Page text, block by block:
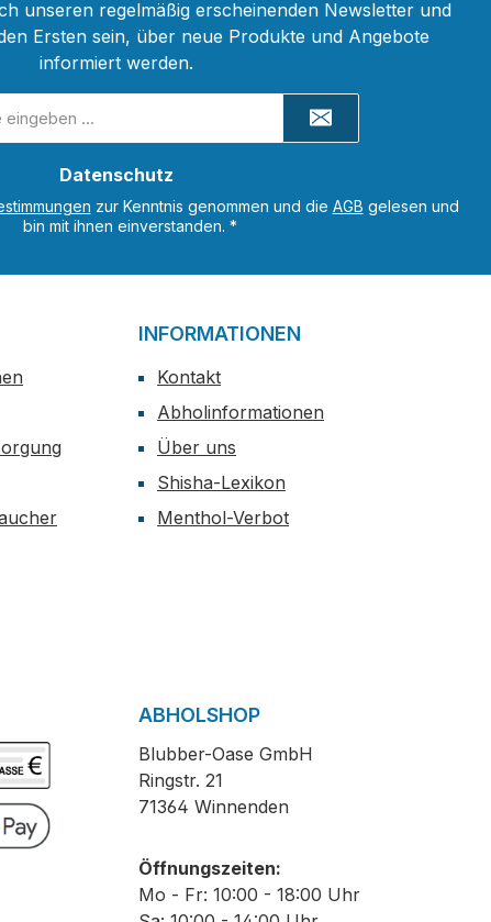
unseren regelmäßig erscheinenden Newsletter und
Ersten sein, über neue Produkte und Angebote
informiert werden.
Datenschutz
zur Kenntnis genommen und die AGB gelesen und
bin mit ihnen einverstanden. *
INFORMATIONEN
Kontakt
Abholinformationen
Über uns
Shisha-Lexikon
Menthol-Verbot
ABHOLSHOP
Blubber-Oase GmbH
Ringstr. 21
71364 Winnenden
Öffnungszeiten:
Mo - Fr: 10:00 - 18:00 Uhr